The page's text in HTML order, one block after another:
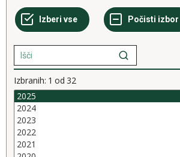
Izbranih: 1 od 32